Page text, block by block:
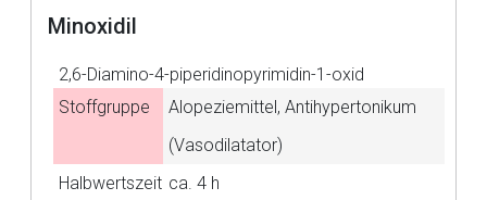
Minoxidil
2,6-Diamino-4-piperidinopyrimidin-1-oxid
Stoffgruppe
Alopeziemittel, Antihypertonikum
(Vasodilatator)
Halbwertszeit ca. 4 h
Aufruf einer externen Seite